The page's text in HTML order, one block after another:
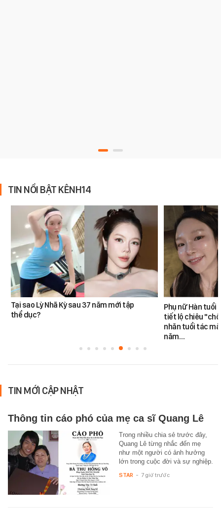
TIN NỔI BẬT KÊNH14
Tại sao Lỳ Nhã Kỳ sau 37 năm mới tập
thể dục?
Phụ nữ Hàn tuổi
tiết lộ chiêu
nhăn tuổi tác
năm…
TIN MỚI CẬP NHẬT
Thông tin cáo phó của mẹ ca sĩ Quang Lê
Trong nhiều chia sẻ trước đây,
Quang Lê từng nhắc đến mẹ
như một người có ảnh hưởng
lớn trong cuộc đời và sự nghiệp.
STAR - 7 giờ trước